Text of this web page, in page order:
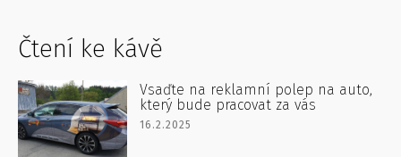
Čtení ke kávě
Vsaďte na reklamní polep na auto,
který bude pracovat za vás
16.2.2025